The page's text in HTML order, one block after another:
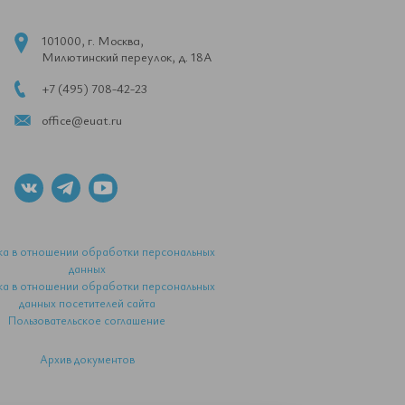
101000, г. Москва,
Милютинский переулок, д. 18А
+7 (495) 708-42-23
office@euat.ru
в отношении обработки персональных
данных
в отношении обработки персональных
данных посетителей сайта
Пользовательское соглашение
Архив документов